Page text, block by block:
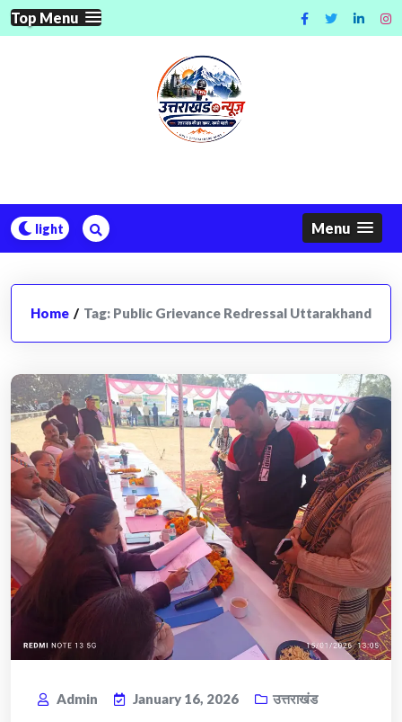
Skip
to
Top Menu
Menu
Home / Tag: Public Grievance Redressal Uttarakhand
Admin January 16, 2026 उत्तराखंड